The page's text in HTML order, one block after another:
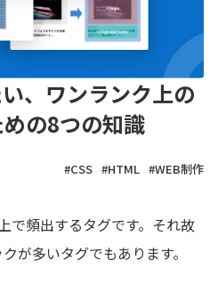
、ワンランク上の
の8つの知識
#CSS #HTML #WEB制作
で頻出するタグです。それ故
が多いタグでもあります。